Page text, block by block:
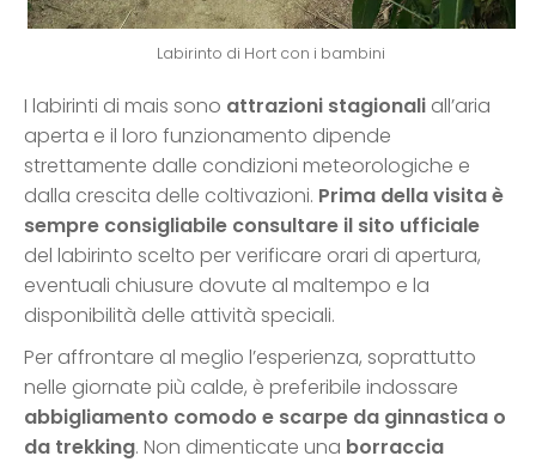
Labirinto di Hort con i bambini
I labirinti di mais sono attrazioni stagionali all’aria
aperta e il loro funzionamento dipende
strettamente dalle condizioni meteorologiche e
dalla crescita delle coltivazioni. Prima della visita è
sempre consigliabile consultare il sito ufficiale
del labirinto scelto per verificare orari di apertura,
eventuali chiusure dovute al maltempo e la
disponibilità delle attività speciali.
Per affrontare al meglio l’esperienza, soprattutto
nelle giornate più calde, è preferibile indossare
abbigliamento comodo e scarpe da ginnastica o
da trekking. Non dimenticate una borraccia